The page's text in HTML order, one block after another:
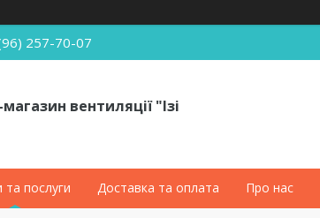
257-70-07
вентиляції "Ізі
та послуги Доставка та оплата Про нас